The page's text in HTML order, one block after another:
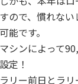
すので、慣れな
可能です。
マシンによって
設定！
ラリー前日とラ